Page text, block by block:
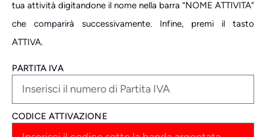
tua attività digitandone il nome nella barra “NOME ATTIVITA”
che comparirà successivamente. Infine, premi il tasto
ATTIVA.
PARTITA IVA
CODICE ATTIVAZIONE